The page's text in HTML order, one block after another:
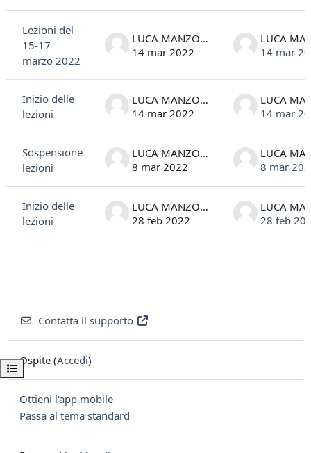
Apri indice del corso
Lezioni del
15-17
marzo 2022
LUCA MANZONI
14 mar 2022
14 mar
Inizio delle
lezioni
LUCA MANZONI
14 mar 2022
14 mar
Sospensione
lezioni
LUCA MANZONI
8 mar 2022
8 mar
Inizio delle
lezioni
LUCA MANZONI
28 feb 2022
28 feb
Contatta il supporto
Ospite (Accedi)
Ottieni l'app mobile
Passa al tema standard